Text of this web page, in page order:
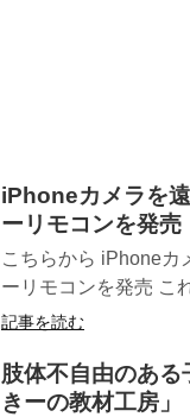
iPhoneカメラを
ーリモコンを発売
こちらから iPhone
ーリモコンを発売 こ
記事を読む
肢体不自由のあ
きーの教材工房」